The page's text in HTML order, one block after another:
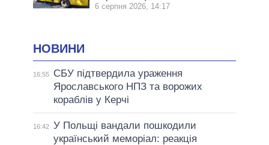
6 серпня 2026, 14:17
НОВИНИ
16:55
СБУ підтвердила ураження
Ярославського НПЗ та ворожих
кораблів у Керчі
16:42 У Польщі вандали пошкодили
український меморіал: реакція